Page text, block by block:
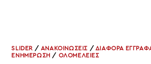
SLIDER / ΑΝΑΚΟΙΝΩΣΕΙΣ / ΔΙΑΦΟΡΑ
ΕΝΗΜΕΡΩΣΗ / ΟΛΟΜΕΛΕΙΕΣ